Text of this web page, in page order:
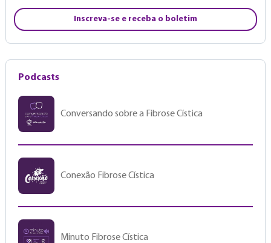
Inscreva-se e receba o boletim
Podcasts
Conversando sobre a Fibrose Cística
Conexão Fibrose Cística
Minuto Fibrose Cística